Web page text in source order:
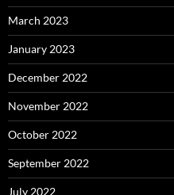
March 2023
January 2023
December 2022
November 2022
October 2022
September 2022
July 2022